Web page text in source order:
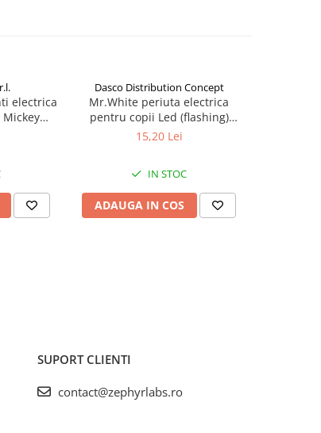
electrica
Dasco Distribution Concept
Mr.White periuta electrica
pentru copii Led (flashing)
Spider-Man +3 ani Zephyr Labs
15,20 Lei
IN STOC
ADAUGA IN COS
SUPORT CLIENTI
contact@zephyrlabs.ro